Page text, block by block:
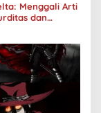
Menggali Arti
dan